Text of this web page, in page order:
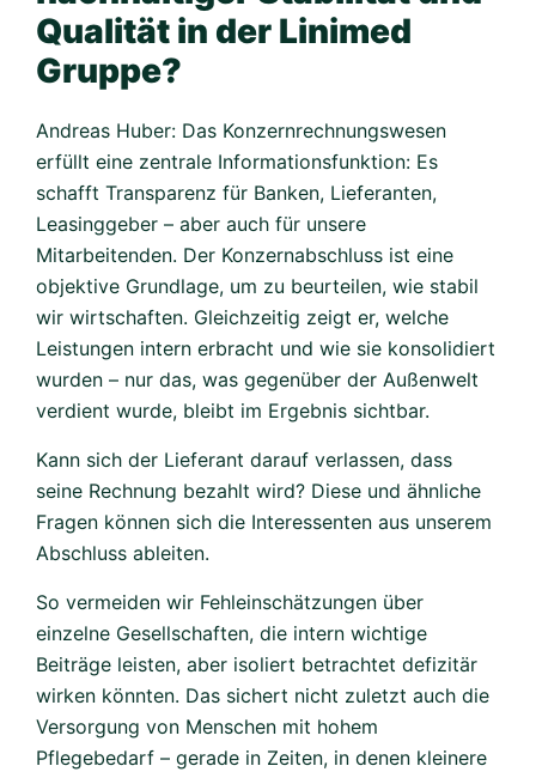
Qualität in der Linimed
Gruppe?
Andreas Huber: Das Konzernrechnungswesen
erfüllt eine zentrale Informationsfunktion: Es
schafft Transparenz für Banken, Lieferanten,
Leasinggeber – aber auch für unsere
Mitarbeitenden. Der Konzernabschluss ist eine
objektive Grundlage, um zu beurteilen, wie stabil
wir wirtschaften. Gleichzeitig zeigt er, welche
Leistungen intern erbracht und wie sie konsolidiert
wurden – nur das, was gegenüber der Außenwelt
verdient wurde, bleibt im Ergebnis sichtbar.
Kann sich der Lieferant darauf verlassen, dass
seine Rechnung bezahlt wird? Diese und ähnliche
Fragen können sich die Interessenten aus unserem
Abschluss ableiten.
So vermeiden wir Fehleinschätzungen über
einzelne Gesellschaften, die intern wichtige
Beiträge leisten, aber isoliert betrachtet defizitär
wirken könnten. Das sichert nicht zuletzt auch die
Versorgung von Menschen mit hohem
Pflegebedarf – gerade in Zeiten, in denen kleinere